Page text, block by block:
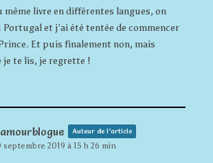
même livre en différentes langues, on
et j’ai été tentée de commencer
Et puis finalement non, mais
je te lis, je regrette !
Auteur de l’article
septembre 2019 à 15 h 26 min